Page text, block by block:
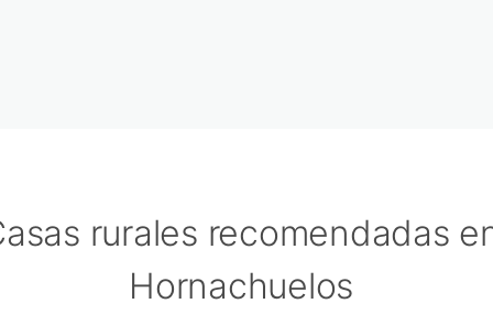
rurales recomendadas
Hornachuelos